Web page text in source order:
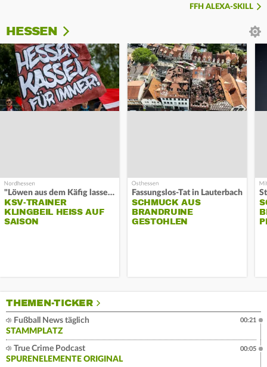
FFH ALEXA-SKILL
HESSEN
"Löwen aus dem Käfig lassen"
KSV-TRAINER
KLINGBEIL HEISS AUF S
AISON
Fassungslos-Tat in Lauterbach
SCHMUCK AUS
BRANDRUINE
GESTOHLEN
THEMEN-TICKER
Fußball News täglich
STAMMPLATZ
00:21
True Crime Podcast
SPURENELEMENTE ORIGINAL
00:05